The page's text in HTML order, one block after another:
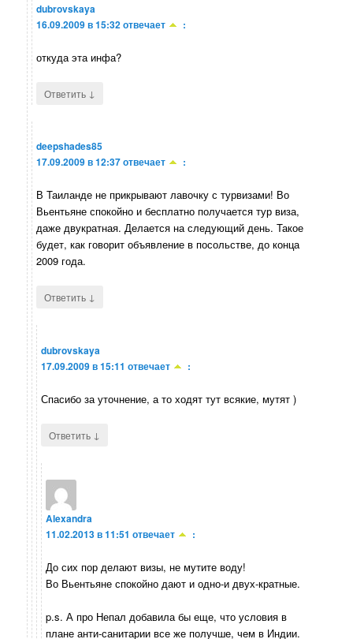
dubrovskaya
16.09.2009 в 15:32отвечает :
откуда эта инфа?
Ответить ↓
deepshades85
17.09.2009 в 12:37отвечает :
В Таиланде не прикрывают лавочку с турвизами! Во
Вьентьяне спокойно и бесплатно получается тур виза,
даже двукратная. Делается на следующий день. Такое
будет, как говорит объявление в посольстве, до конца
2009 года.
Ответить ↓
dubrovskaya
17.09.2009 в 15:11 отвечает :
Спасибо за уточнение, а то ходят тут всякие, мутят )
Ответить ↓
Alexandra
11.02.2013 в 11:51 отвечает :
До сих пор делают визы, не мутите воду!
Во Вьентьяне спокойно дают и одно-и двух-кратные.
p.s. А про Непал добавила бы еще, что условия в
плане анти-санитарии все же получше, чем в Индии.